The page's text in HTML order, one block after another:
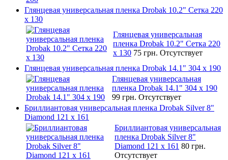
Глянцевая универсальная пленка Drobak 10.2" Сетка 220
x 130
Глянцевая универсальная
пленка Drobak 10.2" Сетка 220
x 130 75 грн. Отсутствует
Глянцевая универсальная пленка Drobak 14.1" 304 х 190
Глянцевая универсальная
пленка Drobak 14.1" 304 х 190
99 грн. Отсутствует
Бриллиантовая универсальная пленка Drobak Silver 8"
Diamond 121 х 161
Бриллиантовая универсальная
пленка Drobak Silver 8"
Diamond 121 х 161 80 грн.
Отсутствует